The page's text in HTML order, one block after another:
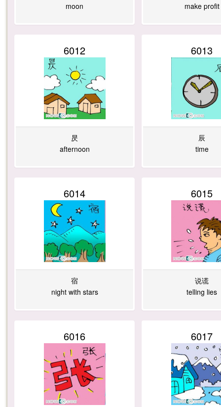
moon
make profit
6012
昃
afternoon
6013
辰
time
6014
宿
night with stars
6015
说谎
telling lies
6016 6017